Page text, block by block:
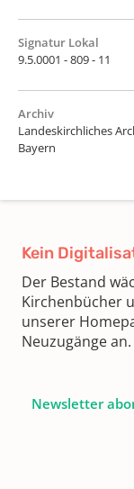
Signatur Lokal
9.5.0001 - 809 - 11
Archiv
Landeskirchliches
Bayern
Kein
Der Bestand
Kirchenbücher
unserer
Neuzugänge an.
Newsletter